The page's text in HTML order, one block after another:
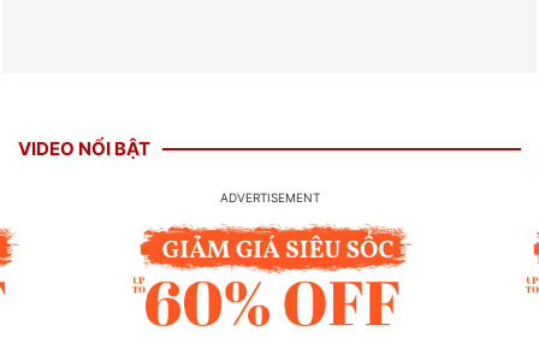
VIDEO NỔI BẬT